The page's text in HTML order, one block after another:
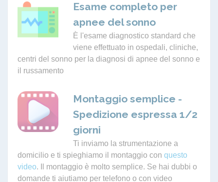
Esame completo per
apnee del sonno
È l'esame diagnostico standard che
viene effettuato in ospedali, cliniche,
centri del sonno per la diagnosi di apnee del sonno e
il russamento
Montaggio semplice -
Spedizione espressa 1/2
giorni
Ti inviamo la strumentazione a
domicilio e ti spieghiamo il montaggio con questo
video. Il montaggio è molto semplice. Se hai dubbi o
domande ti aiutiamo per telefono o con video